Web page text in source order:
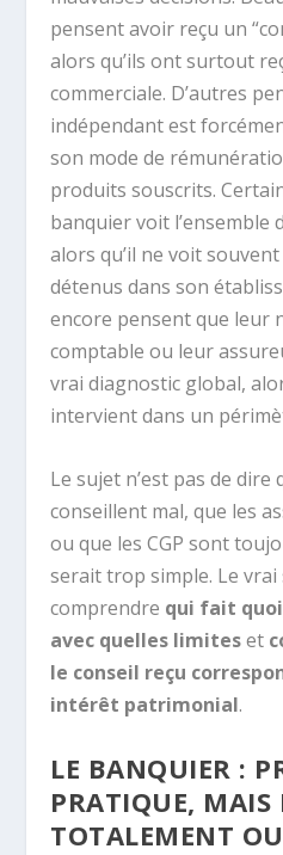
pensent avoir reçu un
alors qu’ils ont surtout
commerciale. D’autres
indépendant est
son mode de
produits souscrits.
banquier voit l’ensemble
alors qu’il ne voit
détenus dans son
encore pensent que leur
comptable ou leur
vrai diagnostic global,
intervient dans un
Le sujet n’est pas de dire
conseillent mal, que les
ou que les CGP sont
serait trop simple. Le vrai
comprendre qui fait quoi
avec quelles limiteset
le conseil reçu
intérêt patrimonial.
LE BANQUIER :
PRATIQUE, MAIS
TOTALEMENT